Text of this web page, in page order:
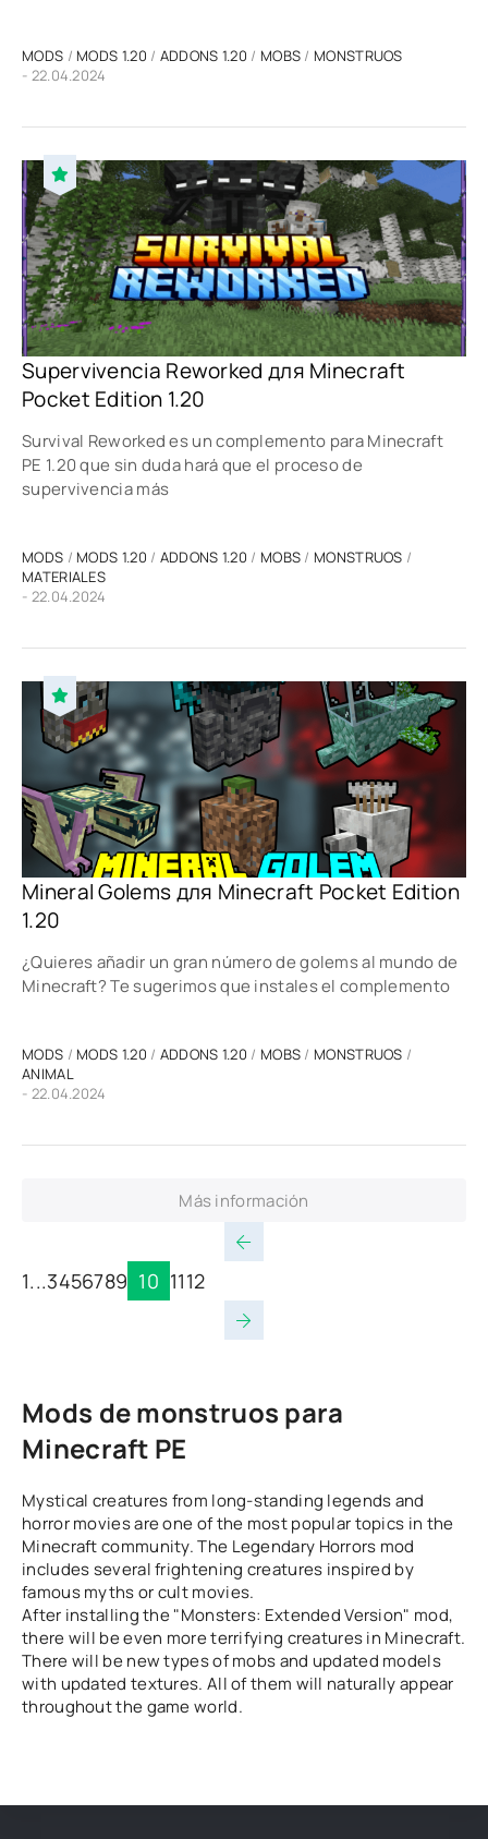
MODS / MODS 1.20 / ADDONS 1.20 / MOBS / MONSTRUOS
- 22.04.2024
Supervivencia Reworked для Minecraft
Pocket Edition 1.20
Survival Reworked es un complemento para Minecraft
PE 1.20 que sin duda hará que el proceso de
supervivencia más
MODS / MODS 1.20 / ADDONS 1.20 / MOBS / MONSTRUOS /
MATERIALES
- 22.04.2024
Mineral Golems для Minecraft Pocket Edition
1.20
¿Quieres añadir un gran número de golems al mundo de
Minecraft? Te sugerimos que instales el complemento
MODS / MODS 1.20 / ADDONS 1.20 / MOBS / MONSTRUOS /
ANIMAL
- 22.04.2024
Más información
1...3456789 10 1112
Mods de monstruos para
Minecraft PE
Mystical creatures from long-standing legends and
horror movies are one of the most popular topics in the
Minecraft community. The Legendary Horrors mod
includes several frightening creatures inspired by
famous myths or cult movies.
After installing the "Monsters: Extended Version" mod,
there will be even more terrifying creatures in Minecraft.
There will be new types of mobs and updated models
with updated textures. All of them will naturally appear
throughout the game world.